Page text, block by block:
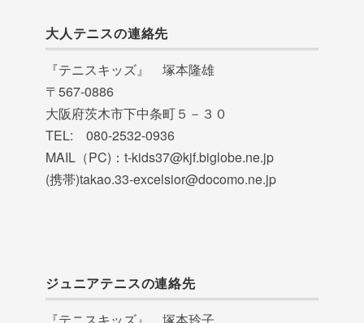
大人テニスの連絡先
『テニスキッズ』 塚本隆雄
〒567-0886
大阪府茨木市下中条町５－３０
TEL: 080-2532-0936
MAIL（PC)：t-kids37@kjf.biglobe.ne.jp
(携帯)takao.33-excelsior@docomo.ne.jp
ジュニアテニスの連絡先